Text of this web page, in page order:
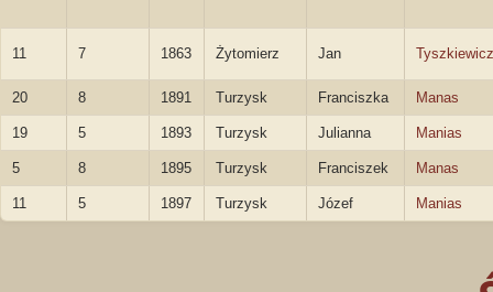
11 7 1863 Żytomierz Jan Tyszkiewicz
20 8 1891 Turzysk Franciszka Manas
19 5 1893 Turzysk Julianna Manias
5 8 1895 Turzysk Franciszek Manas
11 5 1897 Turzysk Józef Manias